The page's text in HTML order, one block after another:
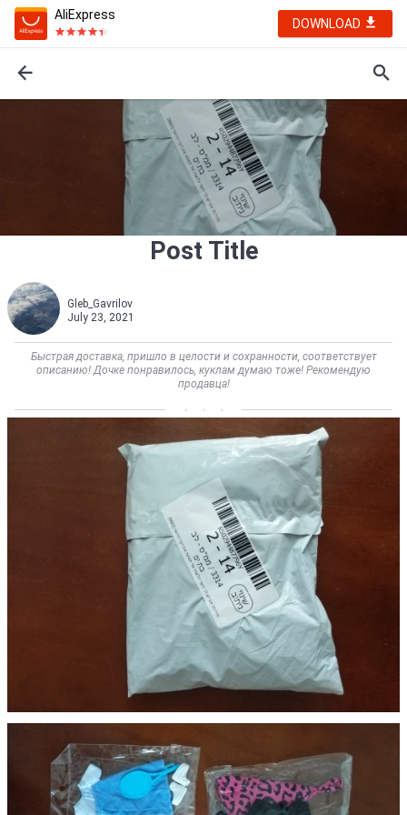
AliExpress
DOWNLOAD
Post Title
Gleb_Gavrilov
July 23, 2021
Быстрая доставка, пришло в целости и сохранности, соответствует
описанию! Дочке понравилось, куклам думаю тоже! Рекомендую
продавца!